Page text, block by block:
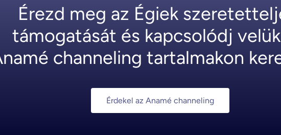
Érezd meg az Égiek
támogatását és kapcsolódj
channeling tartalmakon
Érdekel az Anamé channeling